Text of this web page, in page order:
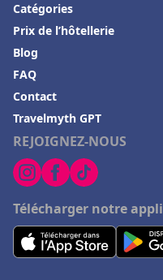
REJOIGNEZ-NOUS
Télécharger notre appli
Catégories
Prix de l’hôtellerie
Blog
FAQ
Contact
Travelmyth GPT